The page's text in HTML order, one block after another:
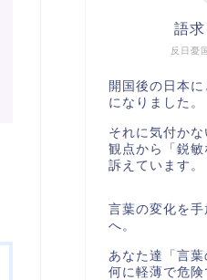
反日憂
語求
開国後の日本
になりました。
それに気付か
観点から「鋭
訴えています。
言葉の変化を
へ。
あなた達「言
何に軽薄で危